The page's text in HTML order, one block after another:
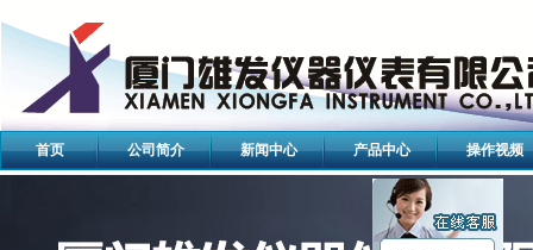
首页 公司简介 新闻中心 产品中心 操作视频